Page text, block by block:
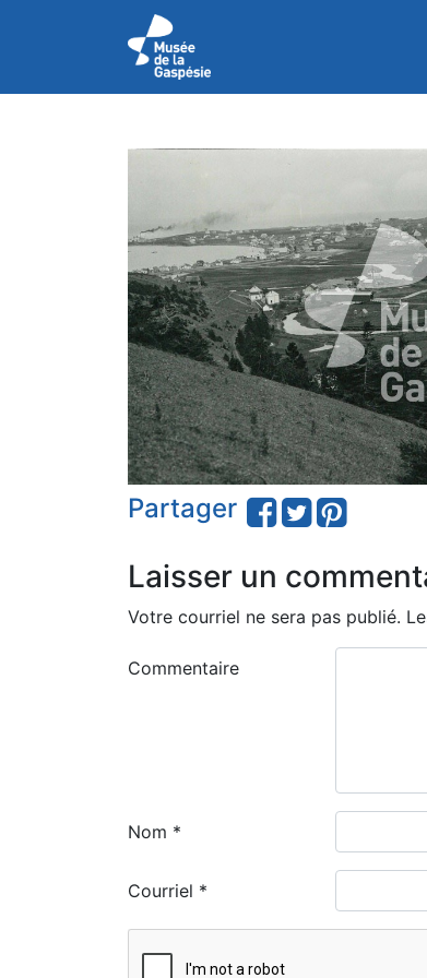
Partager
Laisser un
Votre courriel ne sera pas publié.
Commentaire
Nom *
Courriel *